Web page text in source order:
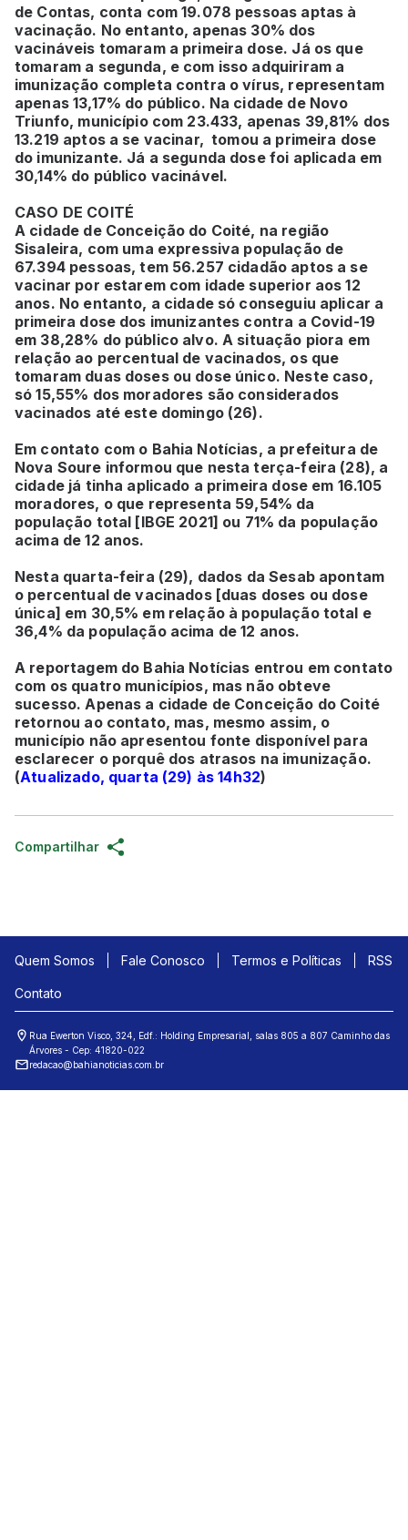
de Contas, conta com 19.078 pessoas aptas à
vacinação. No entanto, apenas 30% dos
vacináveis tomaram a primeira dose. Já os que
tomaram a segunda, e com isso adquiriram a
imunização completa contra o vírus, representam
apenas 13,17% do público. Na cidade de Novo
Triunfo, município com 23.433, apenas 39,81% dos
13.219 aptos a se vacinar, tomou a primeira dose
do imunizante. Já a segunda dose foi aplicada em
30,14% do público vacinável.
CASO DE COITÉ
A cidade de Conceição do Coité, na região
Sisaleira, com uma expressiva população de
67.394 pessoas, tem 56.257 cidadão aptos a se
vacinar por estarem com idade superior aos 12
anos. No entanto, a cidade só conseguiu aplicar a
primeira dose dos imunizantes contra a Covid-19
em 38,28% do público alvo. A situação piora em
relação ao percentual de vacinados, os que
tomaram duas doses ou dose único. Neste caso,
só 15,55% dos moradores são considerados
vacinados até este domingo (26).
Em contato com o Bahia Notícias, a prefeitura de
Nova Soure informou que nesta terça-feira (28), a
cidade já tinha aplicado a primeira dose em 16.105
moradores, o que representa 59,54% da
população total [IBGE 2021] ou 71% da população
acima de 12 anos.
Nesta quarta-feira (29), dados da Sesab apontam
o percentual de vacinados [duas doses ou dose
única] em 30,5% em relação à população total e
36,4% da população acima de 12 anos.
A reportagem do Bahia Notícias entrou em contato
com os quatro municípios, mas não obteve
sucesso. Apenas a cidade de Conceição do Coité
retornou ao contato, mas, mesmo assim, o
município não apresentou fonte disponível para
esclarecer o porquê dos atrasos na imunização.
(Atualizado, quarta (29) às 14h32)
Compartilhar
Quem Somos Fale Conosco Termos e Políticas RSS
Contato
Rua Ewerton Visco, 324, Edf.: Holding Empresarial, salas 805 a 807 Caminho das
Árvores - Cep: 41820-022
redacao@bahianoticias.com.br